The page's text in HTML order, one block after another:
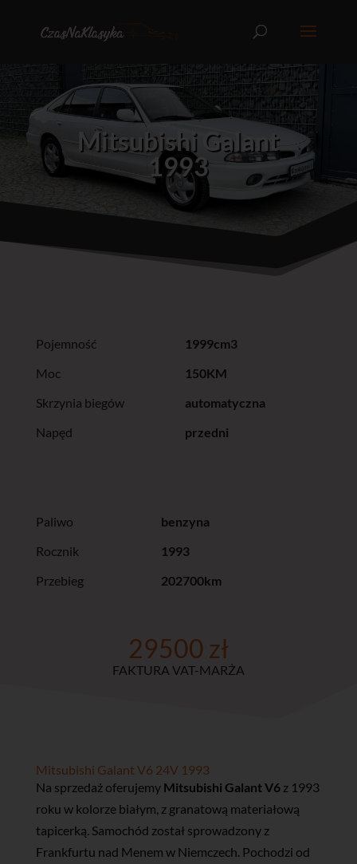
Mitsubishi Galant
1993
Pojemność
1999cm3
Moc
150KM
Skrzynia biegów
automatyczna
Napęd
przedni
Paliwo
benzyna
Rocznik
1993
Przebieg
202700km
29500 zł
FAKTURA VAT-MARŻA
Mitsubishi Galant V6 24V 1993
Na sprzedaż oferujemy Mitsubishi Galant V6z 1993
roku w kolorze białym, z granatową materiałową
tapicerką. Samochód został sprowadzony z
Frankfurtu nad Menem w Niemczech. Pochodzi od